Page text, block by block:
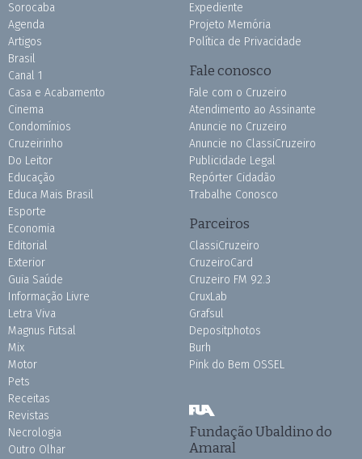
Sorocaba
Agenda
Artigos
Brasil
Canal 1
Casa e Acabamento
Cinema
Condomínios
Cruzeirinho
Do Leitor
Educação
Educa Mais Brasil
Esporte
Economia
Editorial
Exterior
Guia Saúde
Informação Livre
Letra Viva
Magnus Futsal
Mix
Motor
Pets
Receitas
Revistas
Necrologia
Outro Olhar
Expediente
Projeto Memória
Política de Privacidade
Fale conosco
Fale com o Cruzeiro
Atendimento ao Assinante
Anuncie no Cruzeiro
Anuncie no ClassiCruzeiro
Publicidade Legal
Repórter Cidadão
Trabalhe Conosco
Parceiros
ClassiCruzeiro
CruzeiroCard
Cruzeiro FM 92.3
CruxLab
Grafsul
Depositphotos
Burh
Pink do Bem OSSEL
Fundação Ubaldino do
Amaral